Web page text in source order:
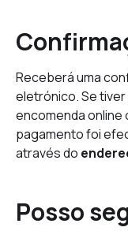
Receberá uma
eletrónico. Se tiver
encomenda online
pagamento foi
através do
Posso